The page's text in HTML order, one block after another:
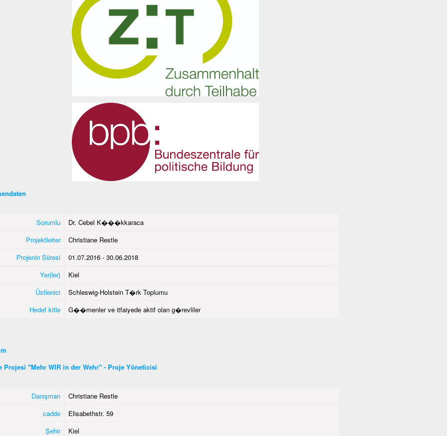
Sorumlu
Dr. Cebel K���kkaraca
Projektleiter
Christiane Restle
Projenin Süresi
01.07.2016 - 30.06.2018
Yer(ler)
Kiel
Üstlenici
Schleswig-Holstein T�rk Toplumu
Hedef kitle
G��menler ve itfaiyede aktif olan g�revliler
Projesi "Mehr WIR in der Wehr" - Proje Yöneticisi
Danışman
Christiane Restle
cadde
Elisabethstr. 59
Şehir
Kiel